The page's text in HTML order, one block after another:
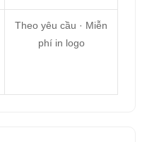
Theo yêu cầu · Miễn
phí in logo